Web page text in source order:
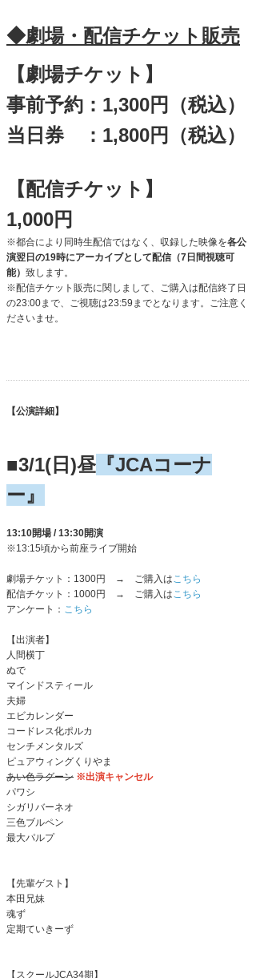
◆劇場・配信チケット販売
【劇場チケット】
事前予約：1,300円（税込）
当日券 ：1,800円（税込）
【配信チケット】
1,000円
※都合により同時生配信ではなく、収録した映像を各公
演翌日の19時にアーカイブとして配信（7日間視聴可
能） 致します。
※配信チケット販売に関しまして、ご購入は配信終了日
の23:00まで、ご視聴は23:59までとなります。ご注意く
ださいませ。
【公演詳細】
■3/1(日)昼 『JCAコーナ
ー』
13:10開場 / 13:30開演
※13:15頃から前座ライブ開始
劇場チケット：1300円 → ご購入はこちら
配信チケット：1000円 → ご購入はこちら
アンケート： こちら
【出演者】
人間横丁
ぬで
マインドスティール
夫婦
エビカレンダー
コードレス化ポルカ
センチメンタルズ
ピュアウィングくりやま
あい色ラグーン ※出演キャンセル
パワシ
シガリバーネオ
三色ブルペン
最大パルプ
【先輩ゲスト】
本田兄妹
魂ず
定期ていきーず
【スクールJCA34期】